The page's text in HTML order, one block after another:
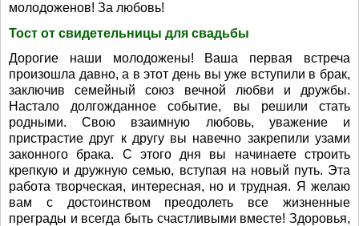
молодоженов! За любовь!
Тост от свидетельницы для свадьбы
Дорогие наши молодожены! Ваша первая встреча
произошла давно, а в этот день вы уже вступили в брак,
заключив семейный союз вечной любви и дружбы.
Настало долгожданное событие, вы решили стать
родными. Свою взаимную любовь, уважение и
пристрастие друг к другу вы навечно закрепили узами
законного брака. С этого дня вы начинаете строить
крепкую и дружную семью, вступая на новый путь. Эта
работа творческая, интересная, но и трудная. Я желаю
вам с достоинством преодолеть все жизненные
преграды и всегда быть счастливыми вместе! Здоровья,